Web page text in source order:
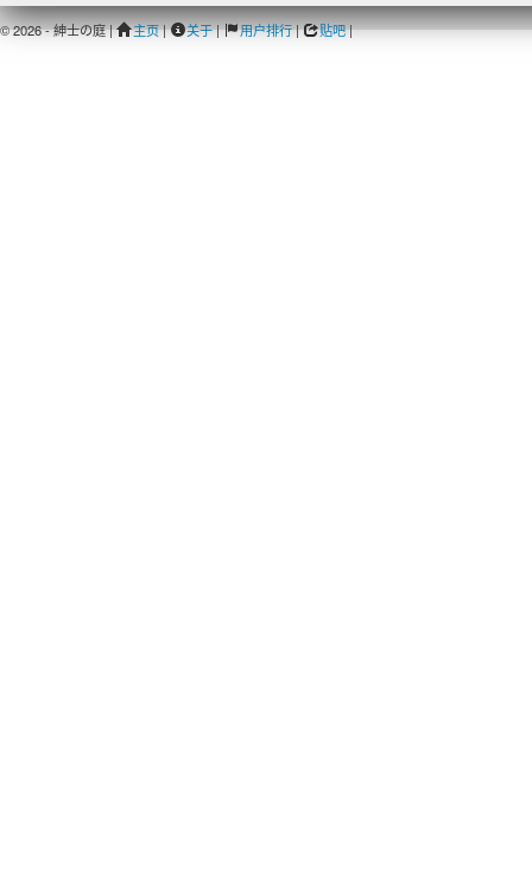
© 2026 - 紳士の庭 | 主页| 关于| 用户排行| 贴吧|